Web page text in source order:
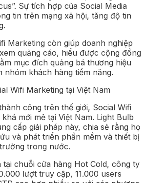
Sự tích hợp của Social Media
tin trên mạng xã hội, tăng độ tin
Marketing còn giúp doanh nghiệp
quảng cáo, hiểu được cộng đồng
mục đích quảng bá thương hiệu
nhóm khách hàng tiềm năng.
Wifi Marketing tại Việt Nam
công trên thế giới, Social Wifi
mới mẻ tại Việt Nam. Light Bulb
cấp giải pháp này, chia sẻ rằng họ
và phát triển phần mềm và thiết bị
trong nước.
tại chuỗi cửa hàng Hot Cold, công ty
lượt truy cập, 11.000 users